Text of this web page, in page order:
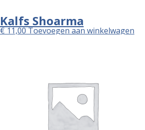
Kalfs Shoarma
€11,00Toevoegen aan winkelwagen